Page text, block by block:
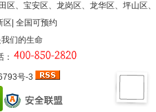
、宝安区、龙岗区、龙华区、坪山区、
区| 全国可预约
们的生命
：
号-3